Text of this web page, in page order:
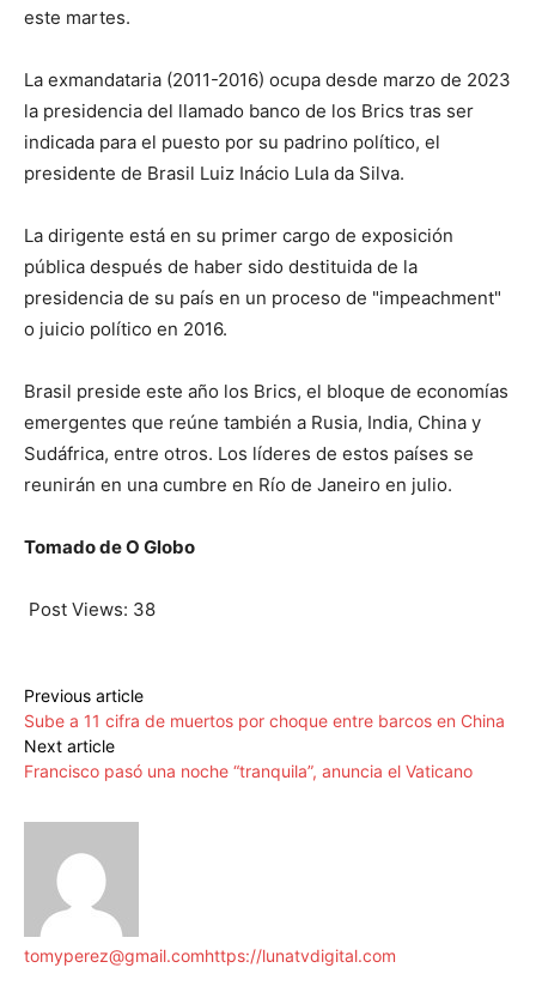
este martes.
La exmandataria (2011-2016) ocupa desde marzo de 2023
la presidencia del llamado banco de los Brics tras ser
indicada para el puesto por su padrino político, el
presidente de Brasil Luiz Inácio Lula da Silva.
La dirigente está en su primer cargo de exposición
pública después de haber sido destituida de la
presidencia de su país en un proceso de "impeachment"
o juicio político en 2016.
Brasil preside este año los Brics, el bloque de economías
emergentes que reúne también a Rusia, India, China y
Sudáfrica, entre otros. Los líderes de estos países se
reunirán en una cumbre en Río de Janeiro en julio.
Tomado de O Globo
Post Views: 38
Previous article
Sube a 11 cifra de muertos por choque entre barcos en China
Next article
Francisco pasó una noche “tranquila”, anuncia el Vaticano
tomyperez@gmail.comhttps://lunatvdigital.com